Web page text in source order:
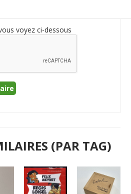
voyez ci-dessous
(PAR TAG)